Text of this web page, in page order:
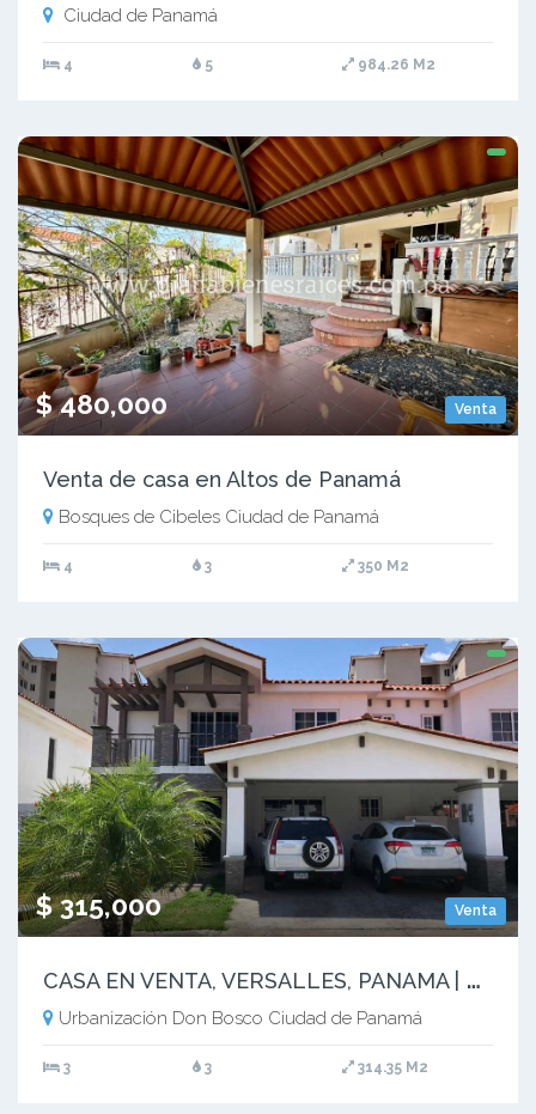
Ciudad de Panamá
4 5 984.26 M2
Venta
$ 480,000
Venta de casa en Altos de Panamá
Bosques de Cibeles Ciudad de Panamá
4 3 350 M2
Venta
$ 315,000
C
ASA EN VENTA, VERSALLES, PANAMA | PH QUINTAS DE VERSALLES - RM
Urbanización Don Bosco Ciudad de Panamá
3 3 314.35 M2